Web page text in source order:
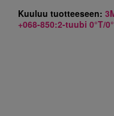
Kuuluu tuotteeseen:
+068-850:2-tuubi 0°T/